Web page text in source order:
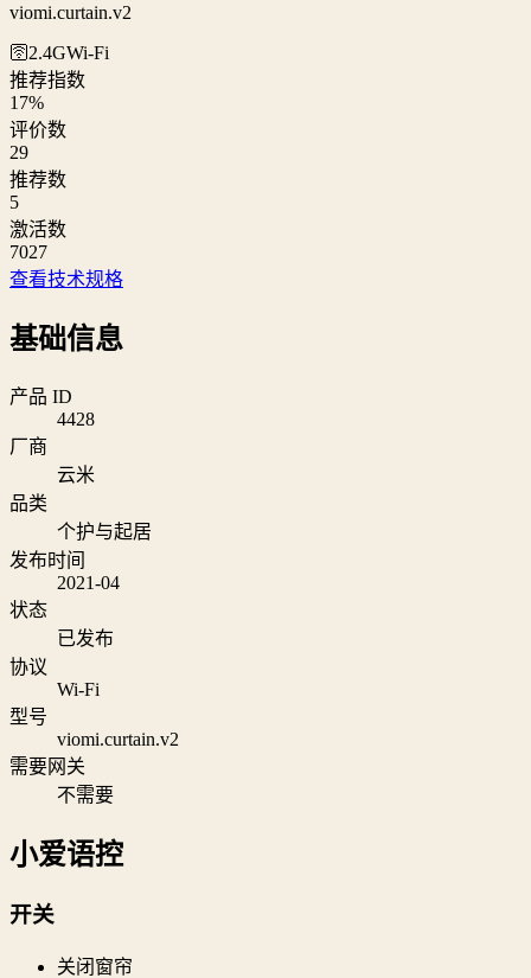
viomi.curtain.v2
🛜2.4GWi‑Fi
推荐指数
17%
评价数
29
推荐数
5
激活数
7027
查看技术规格
基础信息
产品 ID
4428
厂商
云米
品类
个护与起居
发布时间
2021-04
状态
已发布
协议
Wi‑Fi
型号
viomi.curtain.v2
需要网关
不需要
小爱语控
开关
关闭窗帘